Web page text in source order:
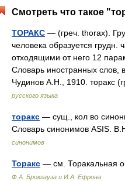
Смотреть что такое
ТОРАКС — (греч. thorax).
человека образуется грудн.
отходящими от него 12
Словарь иностранных слов,
Чудинов А.Н., 1910. торакс
русского языка
торакс — сущ., кол во
Словарь синонимов ASIS.
синонимов
Торакс — см. Торакальная
Ф.А. Брокгауза и И.А. Ефрона